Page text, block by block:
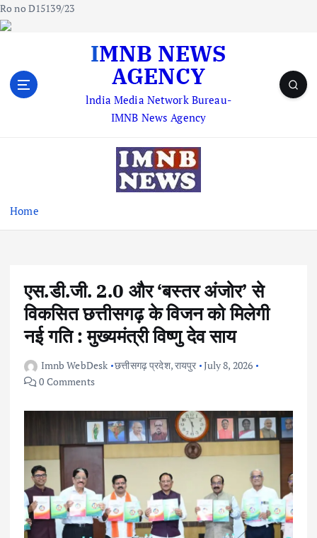
Ro no D15139/23
IMNB NEWS
AGENCY
lndia Media Network Bureau-
IMNB News Agency
Home
एस.डी.जी. 2.0 और ‘बस्तर अंजोर’ से
विकसित छत्तीसगढ़ के विजन को मिलेगी
नई गति : मुख्यमंत्री विष्णु देव साय
Imnb WebDesk छत्तीसगढ़ प्रदेश,रायपुर July 8, 2026
0 Comments